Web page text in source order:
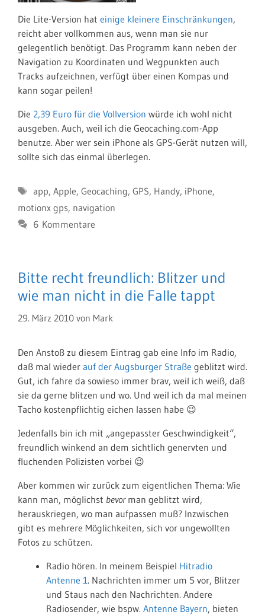
Die Lite-Version hat einige kleinere Einschränkungen,
reicht aber vollkommen aus, wenn man sie nur
gelegentlich benötigt. Das Programm kann neben der
Navigation zu Koordinaten und Wegpunkten auch
Tracks aufzeichnen, verfügt über einen Kompas und
kann sogar peilen!
Die 2,39 Euro für die Vollversion würde ich wohl nicht
ausgeben. Auch, weil ich die Geocaching.com-App
benutze. Aber wer sein iPhone als GPS-Gerät nutzen will,
sollte sich das einmal überlegen.
Schlagwörter
app, Apple, Geocaching, GPS, Handy, iPhone,
motionx gps, navigation
6 Kommentare
Bitte recht freundlich: Blitzer und
wie man nicht in die Falle tappt
29. März 2010 von Mark
Den Anstoß zu diesem Eintrag gab eine Info im Radio,
daß mal wieder auf der Augsburger Straße geblitzt wird.
Gut, ich fahre da sowieso immer brav, weil ich weiß, daß
sie da gerne blitzen und wo. Und weil ich da mal meinen
Tacho kostenpflichtig eichen lassen habe 😉
Jedenfalls bin ich mit „angepasster Geschwindigkeit“,
freundlich winkend an dem sichtlich genervten und
fluchenden Polizisten vorbei 😉
Aber kommen wir zurück zum eigentlichen Thema: Wie
kann man, möglichst bevorman geblitzt wird,
herauskriegen, wo man aufpassen muß? Inzwischen
gibt es mehrere Möglichkeiten, sich vor ungewollten
Fotos zu schützen.
Radio hören. In meinem Beispiel Hitradio
Antenne 1. Nachrichten immer um 5 vor, Blitzer
und Staus nach den Nachrichten. Andere
Radiosender, wie bspw. Antenne Bayern, bieten